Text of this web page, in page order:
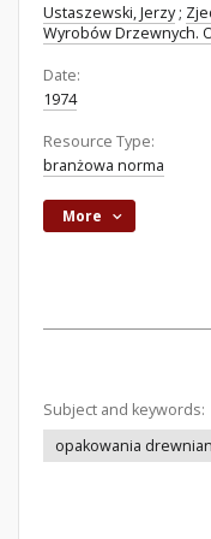
Ustaszewski, Jerzy ;
Wyrobów Drzewnych.
Date:
1974
Resource Type:
branżowa norma
More
Subject and keywords:
opakowania